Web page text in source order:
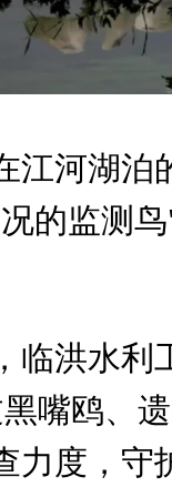
江河湖
的监测
临洪水
嘴鸥、
力度，